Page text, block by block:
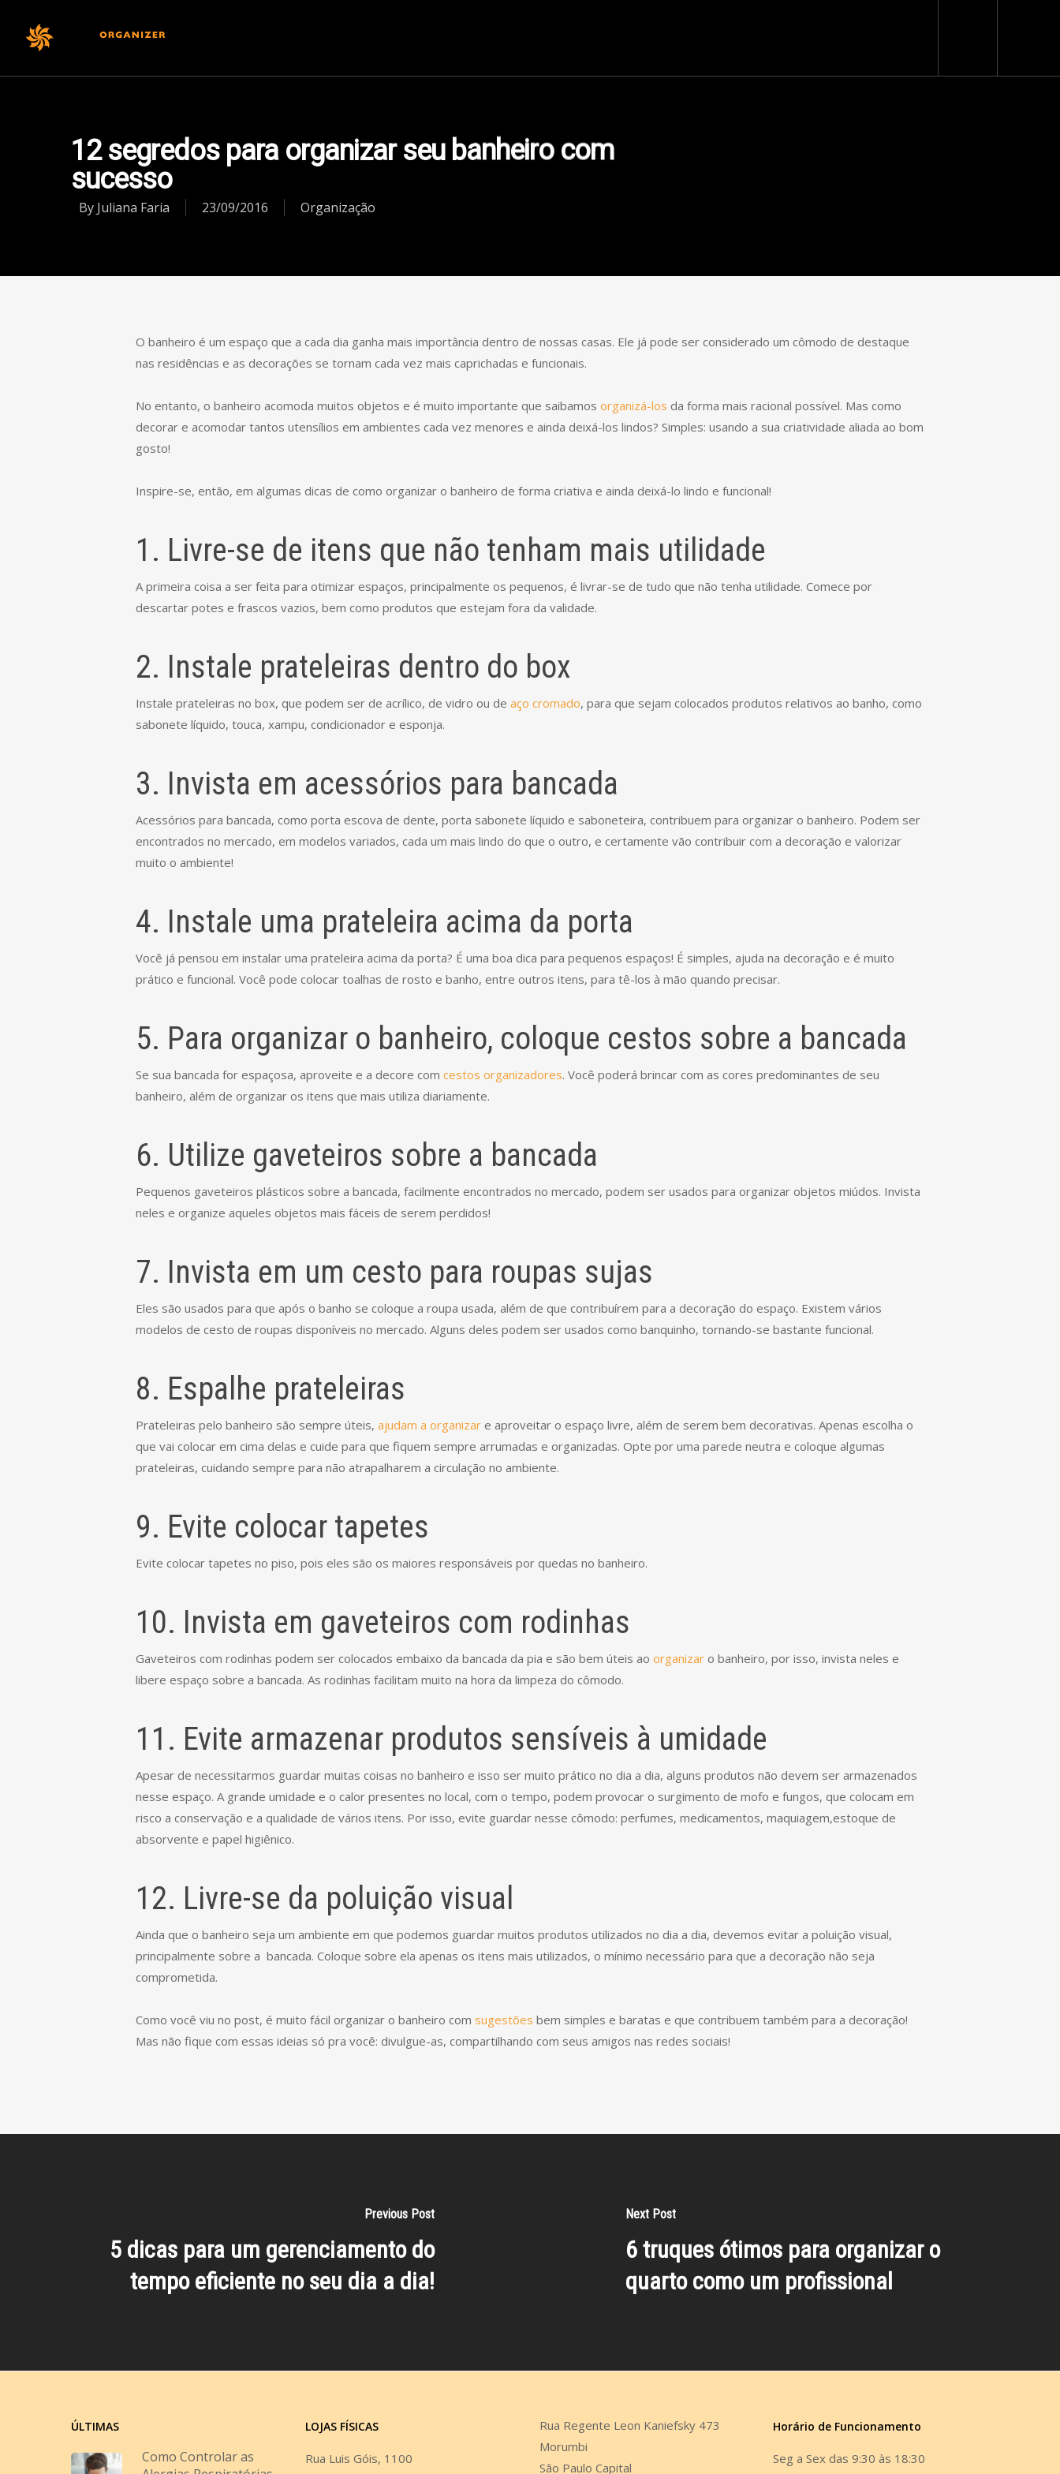
12 segredos para organizar seu banheiro com
sucesso
By Juliana Faria 23/09/2016 Organização
O banheiro é um espaço que a cada dia ganha mais importância dentro de nossas casas. Ele já pode ser considerado um cômodo de destaque
nas residências e as decorações se tornam cada vez mais caprichadas e funcionais.
No entanto, o banheiro acomoda muitos objetos e é muito importante que saibamos organizá-los da forma mais racional possível. Mas como
decorar e acomodar tantos utensílios em ambientes cada vez menores e ainda deixá-los lindos? Simples: usando a sua criatividade aliada ao bom
gosto!
Inspire-se, então, em algumas dicas de como organizar o banheiro de forma criativa e ainda deixá-lo lindo e funcional!
1. Livre-se de itens que não tenham mais utilidade
A primeira coisa a ser feita para otimizar espaços, principalmente os pequenos, é livrar-se de tudo que não tenha utilidade. Comece por
descartar potes e frascos vazios, bem como produtos que estejam fora da validade.
2. Instale prateleiras dentro do box
Instale prateleiras no box, que podem ser de acrílico, de vidro ou de aço cromado, para que sejam colocados produtos relativos ao banho, como
sabonete líquido, touca, xampu, condicionador e esponja.
3. Invista em acessórios para bancada
Acessórios para bancada, como porta escova de dente, porta sabonete líquido e saboneteira, contribuem para organizar o banheiro. Podem ser
encontrados no mercado, em modelos variados, cada um mais lindo do que o outro, e certamente vão contribuir com a decoração e valorizar
muito o ambiente!
4. Instale uma prateleira acima da porta
Você já pensou em instalar uma prateleira acima da porta? É uma boa dica para pequenos espaços! É simples, ajuda na decoração e é muito
prático e funcional. Você pode colocar toalhas de rosto e banho, entre outros itens, para tê-los à mão quando precisar.
5. Para organizar o banheiro, coloque cestos sobre a bancada
Se sua bancada for espaçosa, aproveite e a decore com cestos organizadores. Você poderá brincar com as cores predominantes de seu
banheiro, além de organizar os itens que mais utiliza diariamente.
6. Utilize gaveteiros sobre a bancada
Pequenos gaveteiros plásticos sobre a bancada, facilmente encontrados no mercado, podem ser usados para organizar objetos miúdos. Invista
neles e organize aqueles objetos mais fáceis de serem perdidos!
7. Invista em um cesto para roupas sujas
Eles são usados para que após o banho se coloque a roupa usada, além de que contribuírem para a decoração do espaço. Existem vários
modelos de cesto de roupas disponíveis no mercado. Alguns deles podem ser usados como banquinho, tornando-se bastante funcional.
8. Espalhe prateleiras
Prateleiras pelo banheiro são sempre úteis, ajudam a organizar e aproveitar o espaço livre, além de serem bem decorativas. Apenas escolha o
que vai colocar em cima delas e cuide para que fiquem sempre arrumadas e organizadas. Opte por uma parede neutra e coloque algumas
prateleiras, cuidando sempre para não atrapalharem a circulação no ambiente.
9. Evite colocar tapetes
Evite colocar tapetes no piso, pois eles são os maiores responsáveis por quedas no banheiro.
10. Invista em gaveteiros com rodinhas
Gaveteiros com rodinhas podem ser colocados embaixo da bancada da pia e são bem úteis ao organizar o banheiro, por isso, invista neles e
libere espaço sobre a bancada. As rodinhas facilitam muito na hora da limpeza do cômodo.
11. Evite armazenar produtos sensíveis à umidade
Apesar de necessitarmos guardar muitas coisas no banheiro e isso ser muito prático no dia a dia, alguns produtos não devem ser armazenados
nesse espaço. A grande umidade e o calor presentes no local, com o tempo, podem provocar o surgimento de mofo e fungos, que colocam em
risco a conservação e a qualidade de vários itens. Por isso, evite guardar nesse cômodo: perfumes, medicamentos, maquiagem,estoque de
absorvente e papel higiênico.
12. Livre-se da poluição visual
Ainda que o banheiro seja um ambiente em que podemos guardar muitos produtos utilizados no dia a dia, devemos evitar a poluição visual,
principalmente sobre a bancada. Coloque sobre ela apenas os itens mais utilizados, o mínimo necessário para que a decoração não seja
comprometida.
Como você viu no post, é muito fácil organizar o banheiro com sugestões bem simples e baratas e que contribuem também para a decoração!
Mas não fique com essas ideias só pra você: divulgue-as, compartilhando com seus amigos nas redes sociais!
Previous Post
5 dicas para um gerenciamento do
tempo eficiente no seu dia a dia!
Next Post
6 truques ótimos para organizar o
quarto como um profissional
ÚLTIMAS
Como Controlar as
LOJAS FÍSICAS
Rua Luis Góis, 1100
Rua Regente Leon Kaniefsky 473
Morumbi
São Paulo Capital
Horário de Funcionamento
Seg a Sex das 9:30 às 18:30